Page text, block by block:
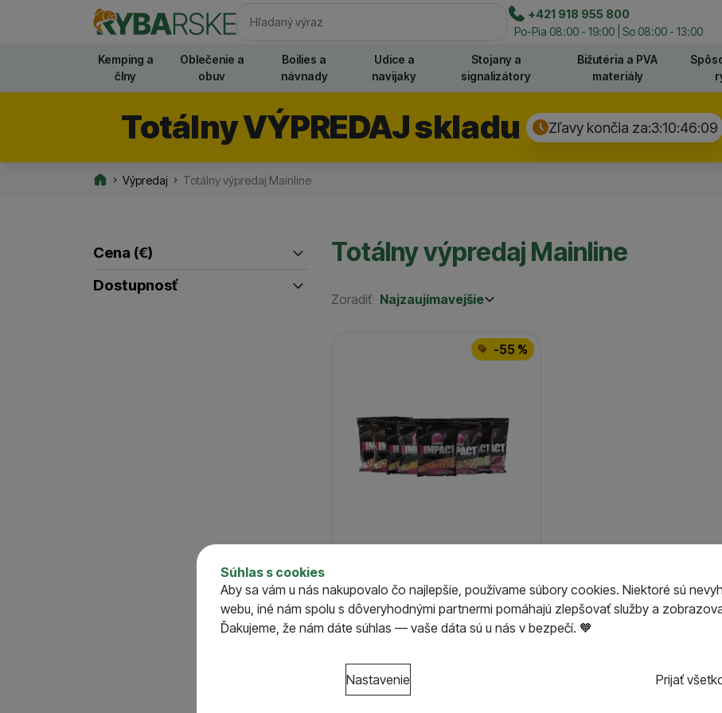
Súhlas s cookies
Aby sa vám u nás nakupovalo čo najlepšie, používame súbory cookies. Niektoré sú
webu, iné nám spolu s dôveryhodnými partnermi pomáhajú zlepšovať služby a
Ďakujeme, že nám dáte súhlas — vaše dáta sú u nás v bezpečí. 🧡
bez týchto cookies náš web nebude fungovať
Nastavenie Prijať
Vyhľadávanie
Hľadať
+421 918 955 800
Po-Pia 08:00 - 19:00 | So 08:00 - 13:00
Kemping a
člny
Oblečenie a
obuv
Boilies a
návnady
Udice a
navijaky
Stojany a
signalizátory
Bižutéria a PVA
materiály
Totálny VÝPREDAJ skladu Zľavy končia za:3:10:46:08
Výpredaj Totálny výpredaj Mainline
Totálny výpredaj Mainline
Zoradiť
Najzaujímavejšie
Najzaujímavejšie
Filtrovať produkty
Cena (€)
Dostupnosť
-55 %
Mainline Boilies High Impact
Shelf Life
Posledný kus na
odoslanie
19,90€